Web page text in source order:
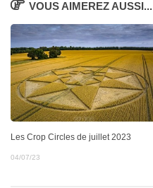
VOUS AIMEREZ AUSSI...
Les Crop Circles de juillet 2023
04/07/23